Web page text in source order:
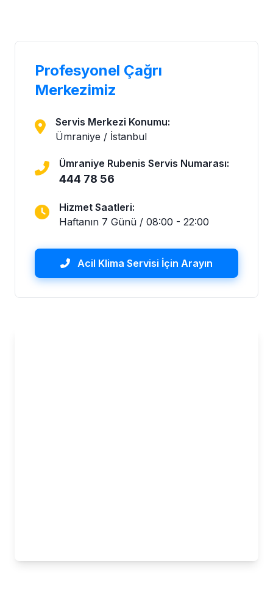
Profesyonel Çağrı
Merkezimiz
Servis Merkezi Konumu:
Ümraniye / İstanbul
Ümraniye Rubenis Servis Numarası:
444 78 56
Hizmet Saatleri:
Haftanın 7 Günü / 08:00 - 22:00
Acil Klima Servisi İçin Arayın